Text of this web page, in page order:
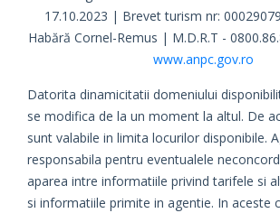
17.10.2023 | Brevet turism nr:
Habără Cornel-Remus | M.D.R.T -
www.anpc.gov.ro
Datorita dinamicitatii domeniului
se modifica de la un moment la altul. De
sunt valabile in limita locurilor disponibile.
responsabila pentru eventualele
aparea intre informatiile privind tarifele si
si informatiile primite in agentie. In aceste